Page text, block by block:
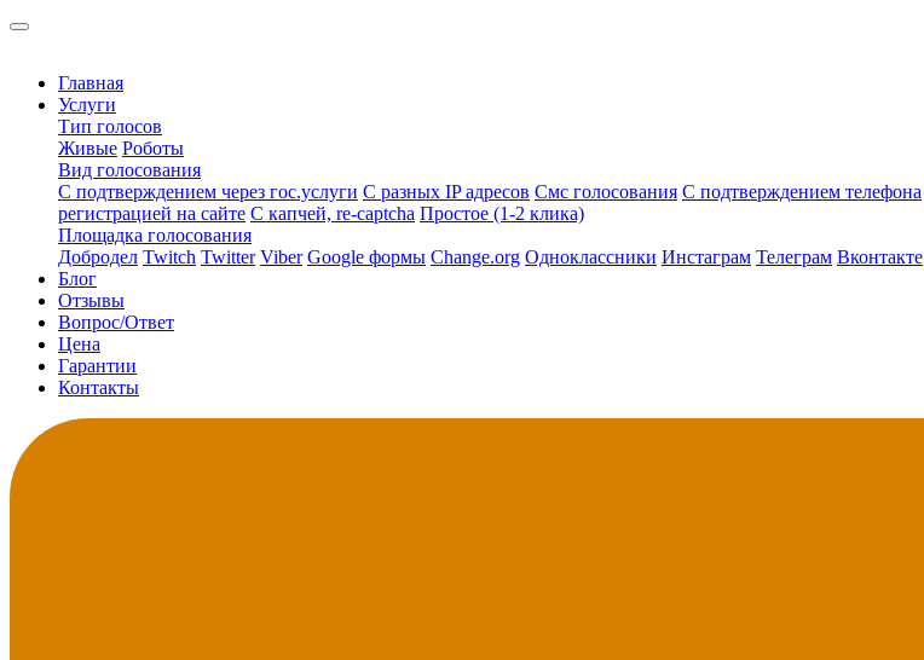
Главная
Услуги
Тип голосов
Живые Роботы
Вид голосования
С подтверждением через гос.услуги С разных IP адресов Смс голосования С подтверждением телефона
регистрацией на сайте С капчей, re-captcha Простое (1-2 клика)
Площадка голосования
Добродел Twitch Twitter Viber Google формы Change.org Одноклассники Инстаграм Телеграм Вконтакте
Блог
Отзывы
Вопрос/Ответ
Цена
Гарантии
Контакты